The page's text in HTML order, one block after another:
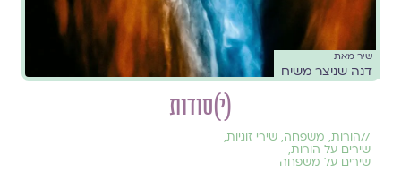
שיר מאת
דנה שניצר משיח
(י)סודות
//הורות, משפחה, שירי זוגיות,
שירים על הורות,
שירים על משפחה